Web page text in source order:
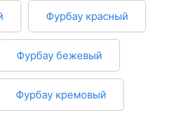
Фурбау красный
Фурбау бежевый
Фурбау кремовый